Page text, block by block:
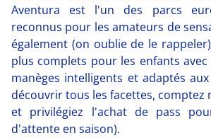
Aventura est l'un des parcs
reconnus pour les amateurs de
également (on oublie de le
plus complets pour les enfants
manèges intelligents et adaptés
découvrir tous les facettes, comptez
et privilégiez l'achat de pass
d'attente en saison).